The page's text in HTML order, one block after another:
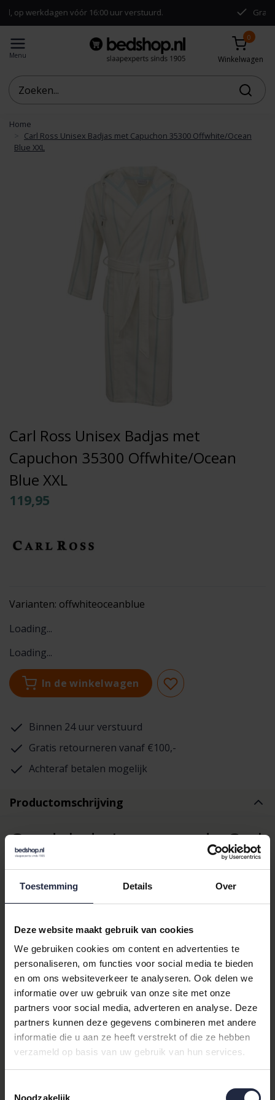
Toestemming Details Over
Deze website maakt gebruik van cookies
We gebruiken cookies om content en advertenties te
personaliseren, om functies voor social media te bieden
en om ons websiteverkeer te analyseren. Ook delen we
informatie over uw gebruik van onze site met onze
partners voor social media, adverteren en analyse. Deze
partners kunnen deze gegevens combineren met andere
informatie die u aan ze heeft verstrekt of die ze hebben
verzameld op basis van uw gebruik van hun services.
Noodzakelijk
vóór 16:00 uur verstuurd. Gratis
Menu
0
Winkelwagen
Home
Carl Ross Unisex Badjas met Capuchon 35300 Offwhite/Ocean
Blue XXL
Carl Ross Unisex Badjas met
Capuchon 35300 Offwhite/Ocean
Blue XXL
119,95
Varianten: offwhiteoceanblue
Loading...
Loading...
In de winkelwagen
Binnen 24 uur verstuurd
Gratis retourneren vanaf €100,-
Achteraf betalen mogelijk
Productomschrijving
Ontdek de Luxe van de Carl
Ross Unisex Badjas met
Capuchon
Offwhite/Ocean Blue XXLis de perfecte combinatie van
comfort en stijl. Deze badjas, ontworpen voor zowelbadjassen
damesalsbadjassen heren, biedt de ultieme ontspanning na
een lange dag. Met zijn zachte katoen en stijlvolle streepdesign
in blauw en wit, is deze badjas een must-have voor elke
garderobe.
Waarom Kiezen voor Deze
Badjas?
statement van luxe en comfort. De capuchon biedt extra